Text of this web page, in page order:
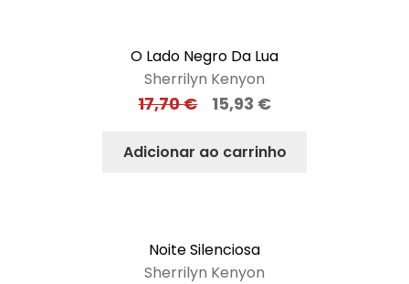
O Lado Negro Da Lua
Sherrilyn Kenyon
17,70€ 15,93 €
Adicionar ao carrinho
Noite Silenciosa
Sherrilyn Kenyon